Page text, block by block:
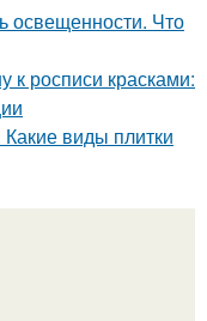
освещенности. Что
к росписи красками:
виды плитки